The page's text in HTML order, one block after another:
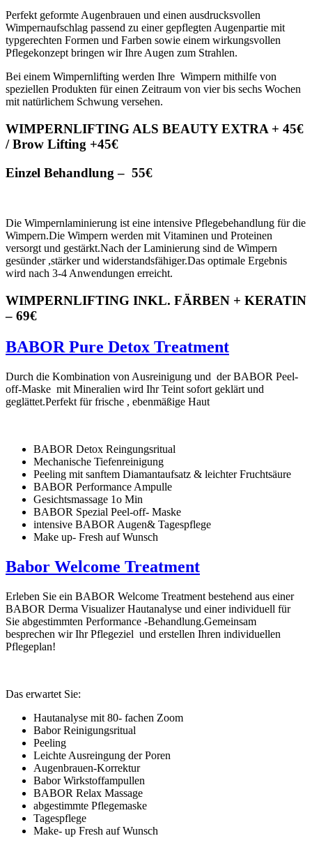
Perfekt geformte Augenbrauen und einen ausdrucksvollen
Wimpernaufschlag passend zu einer gepflegten Augenpartie mit
typgerechten Formen und Farben sowie einem wirkungsvollen
Pflegekonzept bringen wir Ihre Augen zum Strahlen.
Bei einem Wimpernlifting werden Ihre Wimpern mithilfe von
speziellen Produkten für einen Zeitraum von vier bis sechs Wochen
mit natürlichem Schwung versehen.
WIMPERNLIFTING ALS BEAUTY EXTRA + 45€
/ Brow Lifting +45€
Einzel Behandlung – 55€
Die Wimpernlaminierung ist eine intensive Pflegebehandlung für die
Wimpern.Die Wimpern werden mit Vitaminen und Proteinen
versorgt und gestärkt.Nach der Laminierung sind de Wimpern
gesünder ,stärker und widerstandsfähiger.Das optimale Ergebnis
wird nach 3-4 Anwendungen erreicht.
WIMPERNLIFTING INKL. FÄRBEN + KERATIN
– 69€
BABOR Pure Detox Treatment
Durch die Kombination von Ausreinigung und der BABOR Peel-
off-Maske mit Mineralien wird Ihr Teint sofort geklärt und
geglättet.Perfekt für frische , ebenmäßige Haut
BABOR Detox Reingungsritual
Mechanische Tiefenreinigung
Peeling mit sanftem Diamantaufsatz & leichter Fruchtsäure
BABOR Performance Ampulle
Gesichtsmassage 1o Min
BABOR Spezial Peel-off- Maske
intensive BABOR Augen& Tagespflege
Make up- Fresh auf Wunsch
Babor Welcome Treatment
Erleben Sie ein BABOR Welcome Treatment bestehend aus einer
BABOR Derma Visualizer Hautanalyse und einer individuell für
Sie abgestimmten Performance -Behandlung.Gemeinsam
besprechen wir Ihr Pflegeziel und erstellen Ihren individuellen
Pflegeplan!
Das erwartet Sie:
Hautanalyse mit 80- fachen Zoom
Babor Reinigungsritual
Peeling
Leichte Ausreingung der Poren
Augenbrauen-Korrektur
Babor Wirkstoffampullen
BABOR Relax Massage
abgestimmte Pflegemaske
Tagespflege
Make- up Fresh auf Wunsch